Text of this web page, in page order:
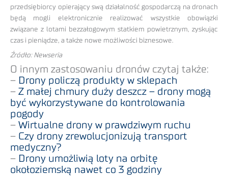
przedsiębiorcy opierający swą działalność gospodarczą na dronach
będą mogli elektronicznie realizować wszystkie obowiązki
związane z lotami bezzałogowym statkiem powietrznym, zyskując
czas i pieniądze, a także nowe możliwości biznesowe.
Źródło: Newseria
O innym zastosowaniu dronów czytaj także:
– Drony policzą produkty w sklepach
– Z małej chmury duży deszcz – drony mogą
być wykorzystywane do kontrolowania
pogody
– Wirtualne drony w prawdziwym ruchu
– Czy drony zrewolucjonizują transport
medyczny?
– Drony umożliwią loty na orbitę
okołoziemską nawet co 3 godziny